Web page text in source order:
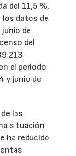
del 11,5 %,
los datos de
de
del
el periodo
y junio de
las
situación
ha reducido